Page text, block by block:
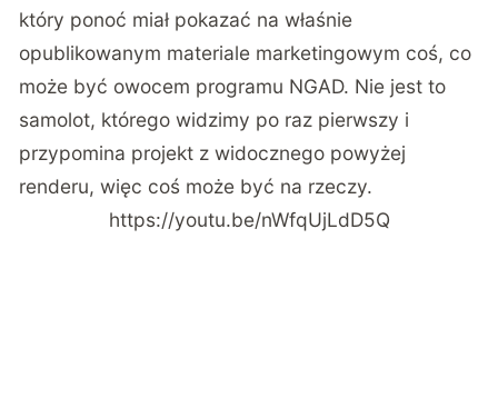
który ponoć miał pokazać na właśnie
opublikowanym materiale marketingowym coś, co
może być owocem programu NGAD. Nie jest to
samolot, którego widzimy po raz pierwszy i
przypomina projekt z widocznego powyżej
renderu, więc coś może być na rzeczy.
https://youtu.be/nWfqUjLdD5Q